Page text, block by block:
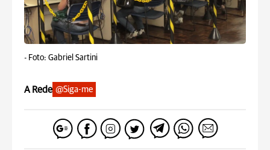
- Foto: Gabriel Sartini
A Rede @Siga-me